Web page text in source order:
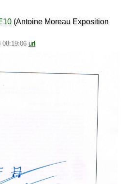
(Antoine Moreau Exposition
08:19:06 url